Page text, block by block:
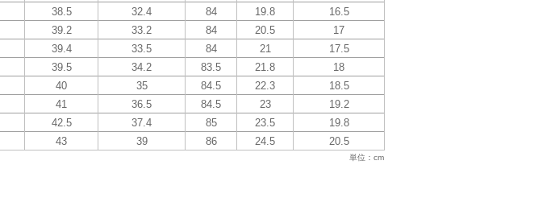
38.5 32.4 84 19.8
16.5
39.2 33.2 84 20.5
17
39.4 33.5 84 21
17.5
39.5 34.2 83.5 21.8
18
40 35 84.5 22.3
18.5
41 36.5 84.5 23
19.2
42.5 37.4 85 23.5
19.8
43 39 86 24.5 20.5
単位：cm